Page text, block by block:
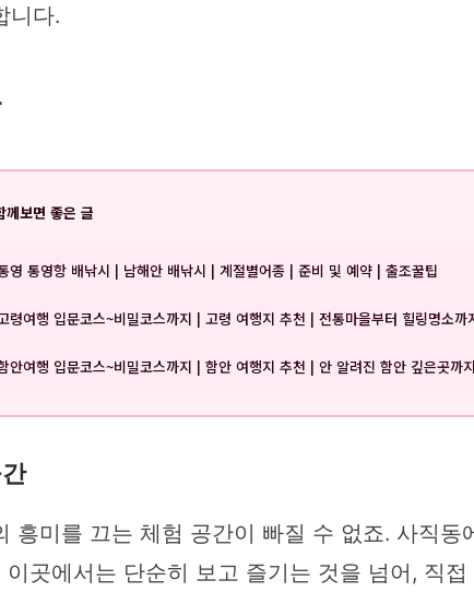
니다.
께보면 좋은 글
영 통영항 배낚시 | 남해안 배낚시 | 계절별어종 | 준비 및 예약 | 출조꿀팁
령여행 입문코스~비밀코스까지 | 고령 여행지 추천 | 전통마을부터 힐링명소까
안여행 입문코스~비밀코스까지 | 함안 여행지 추천 | 안 알려진 함안 깊은곳까지
흥미를 끄는 체험 공간이 빠질 수 없죠. 사직
곳에서는 단순히 보고 즐기는 것을 넘어, 직